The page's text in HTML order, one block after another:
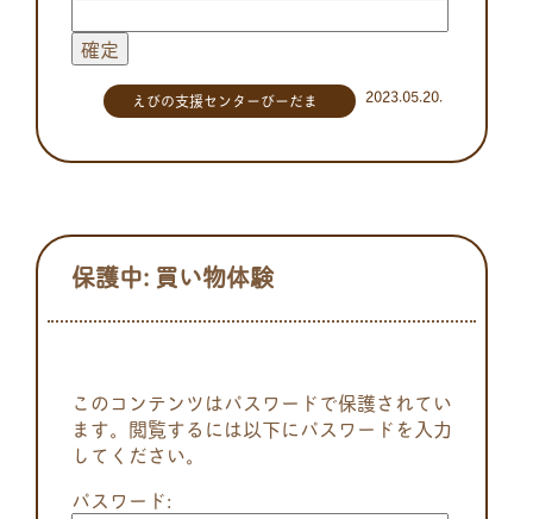
2023.05.20.
えびの支援センターびーだま
保護中: 買い物体験
このコンテンツはパスワードで保護されてい
ます。閲覧するには以下にパスワードを入力
してください。
パスワード: